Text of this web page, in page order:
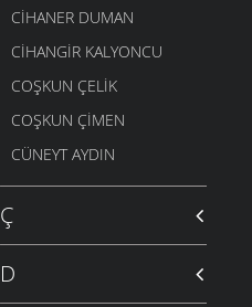
CIHANER DUMAN
CIHANGIR KALYONCU
COŞKUN ÇELIK
COŞKUN ÇIMEN
CÜNEYT AYDIN
Ç
D